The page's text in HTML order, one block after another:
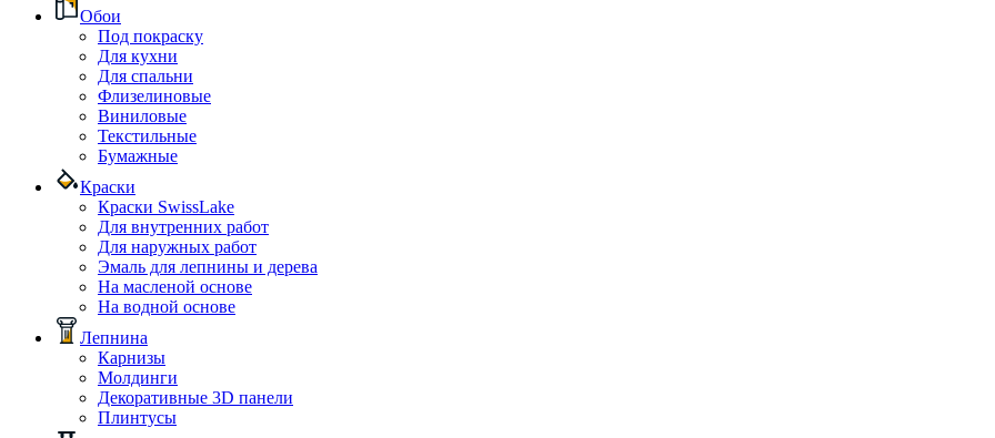
Обои
Под покраску
Для кухни
Для спальни
Флизелиновые
Виниловые
Текстильные
Бумажные
Краски
Краски SwissLake
Для внутренних работ
Для наружных работ
Эмаль для лепнины и дерева
На масленой основе
На водной основе
Лепнина
Карнизы
Молдинги
Декоративные 3D панели
Плинтусы